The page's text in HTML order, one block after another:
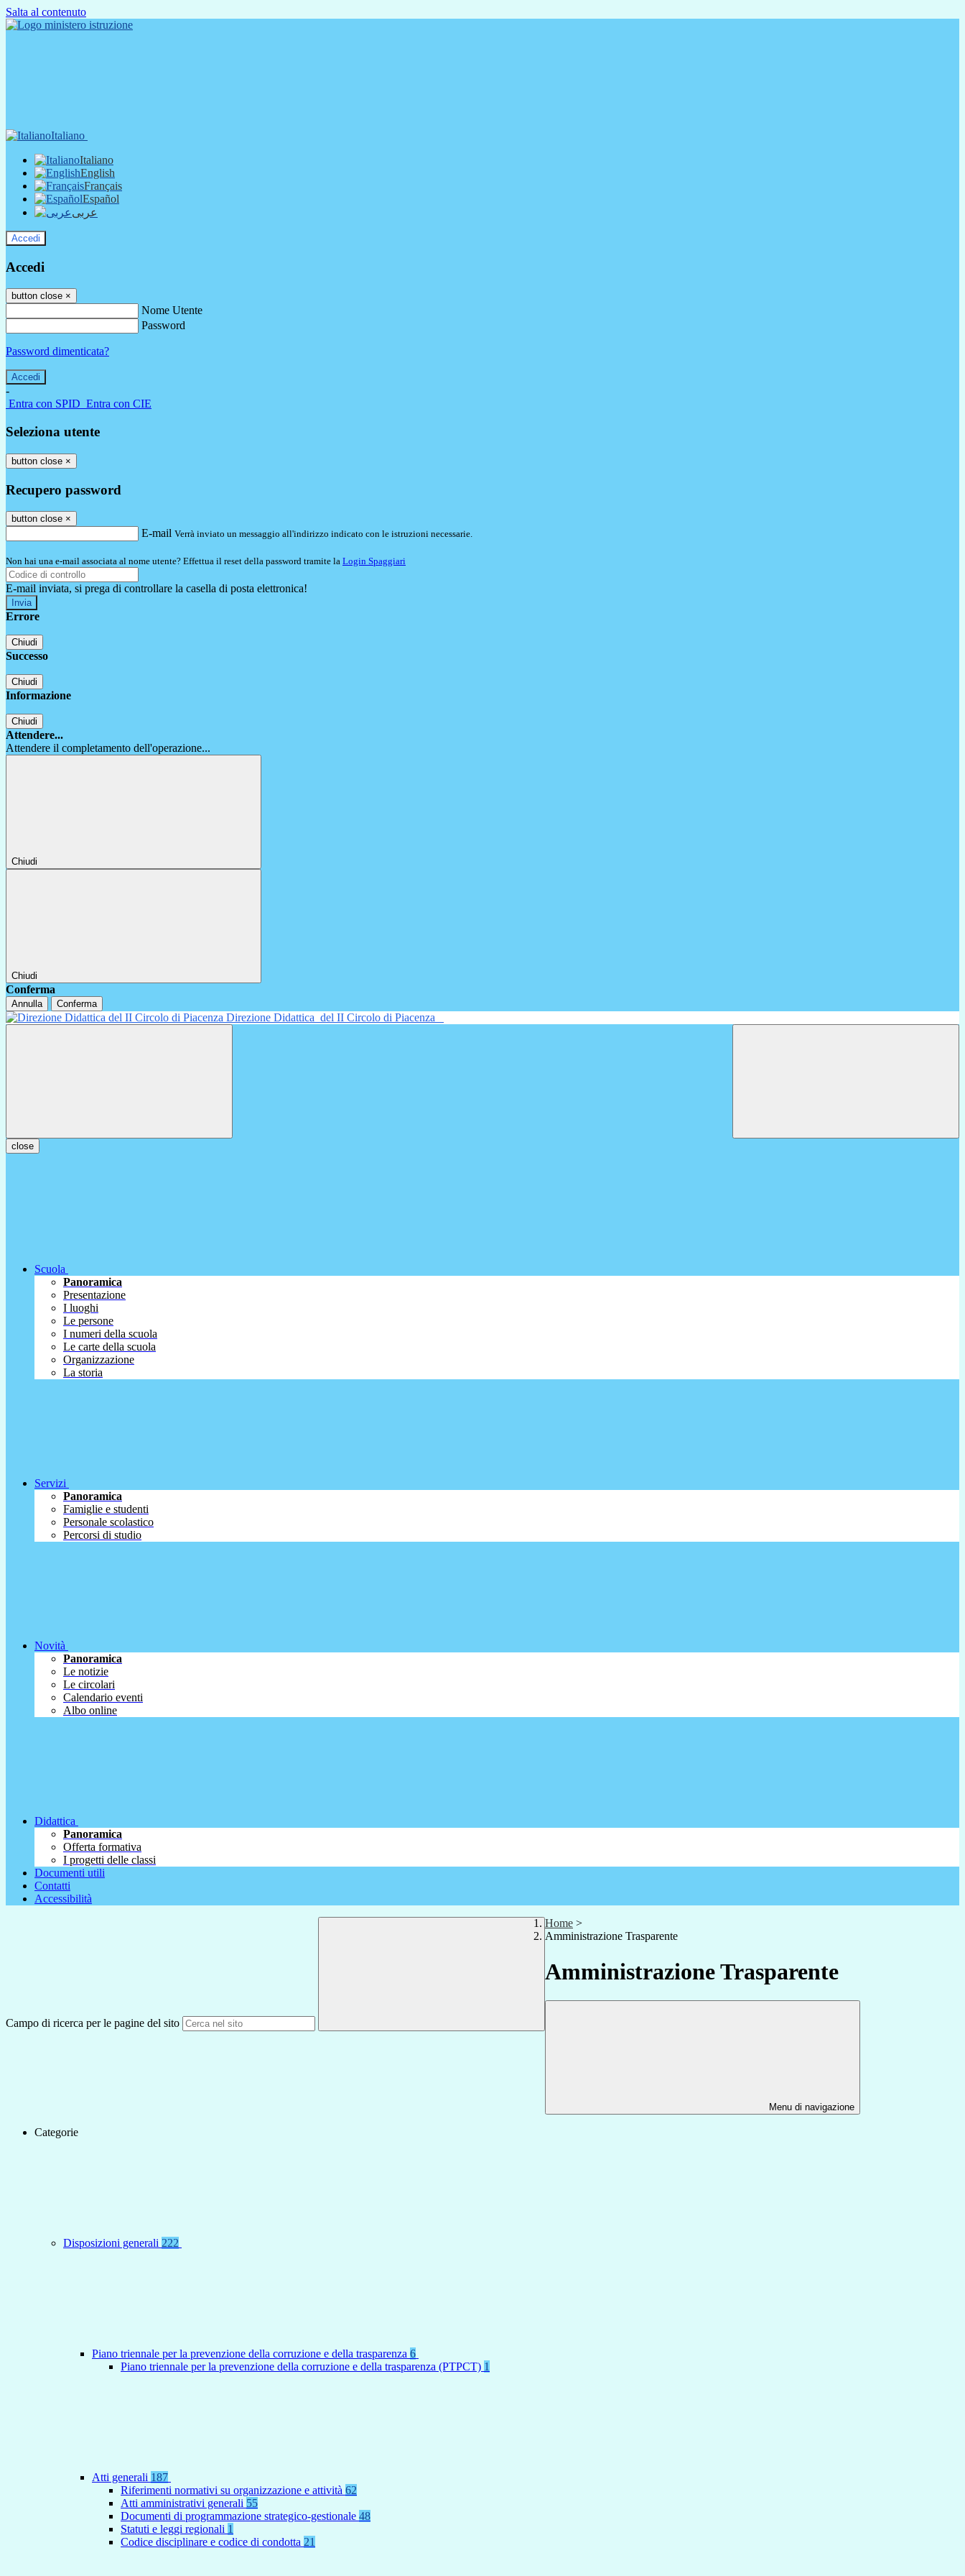
Salta al contenuto
Italiano
Italiano
English
Français
Español
عربى
Accedi
Accedi
button close ×
Nome Utente
Password
Password dimenticata?
-
Entra con SPID Entra con CIE
Seleziona utente
button close ×
Recupero password
button close ×
E-mail Verrà inviato un messaggio all'indirizzo indicato con le istruzioni necessarie.
Non hai una e-mail associata al nome utente? Effettua il reset della password tramite la Login Spaggiari
E-mail inviata, si prega di controllare la casella di posta elettronica!
Errore
Chiudi
Successo
Chiudi
Informazione
Chiudi
Attendere...
Attendere il completamento dell'operazione...
Chiudi
Chiudi
Conferma
Annulla Conferma
Direzione Didattica del II Circolo di Piacenza
close
Scuola
Panoramica
Presentazione
I luoghi
Le persone
I numeri della scuola
Le carte della scuola
Organizzazione
La storia
Servizi
Panoramica
Famiglie e studenti
Personale scolastico
Percorsi di studio
Novità
Panoramica
Le notizie
Le circolari
Calendario eventi
Albo online
Didattica
Panoramica
Offerta formativa
I progetti delle classi
Documenti utili
Contatti
Accessibilità
Campo di ricerca per le pagine del sito
Home >
Amministrazione Trasparente
Amministrazione Trasparente
Menu di navigazione
Categorie
Disposizioni generali 222
Piano triennale per la prevenzione della corruzione e della trasparenza 6
Piano triennale per la prevenzione della corruzione e della trasparenza (PTPCT) 1
Atti generali 187
Riferimenti normativi su organizzazione e attività 62
Atti amministrativi generali 55
Documenti di programmazione strategico-gestionale 48
Statuti e leggi regionali 1
Codice disciplinare e codice di condotta 21